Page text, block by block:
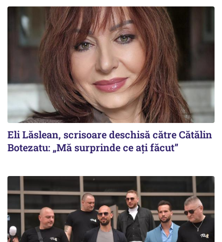
Eli Lăslean, scrisoare deschisă către Cătălin
Botezatu: „Mă surprinde ce ați făcut”